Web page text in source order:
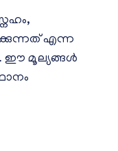
എന്ന
ഈ മൂല്യങ്ങൾ